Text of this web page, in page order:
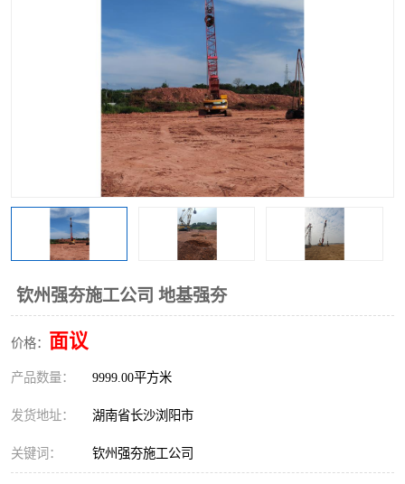
钦州强夯施工公司 地基强夯
价格： 面议
产品数量： 9999.00平方米
发货地址： 湖南省长沙浏阳市
关键词： 钦州强夯施工公司